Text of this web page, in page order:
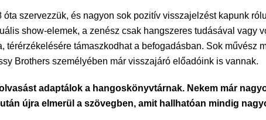
óta szervezzük, és nagyon sok pozitív visszajelzést kapunk
show-elemek, a zenész csak hangszeres tudásával vagy
térérzékelésére támaszkodhat a befogadásban. Sok művész
Brothers személyében már visszajáró előadóink is vannak.
adaptálok a hangoskönyvtárnak. Nekem már
újra elmerül a szövegben, amit hallhatóan mindig